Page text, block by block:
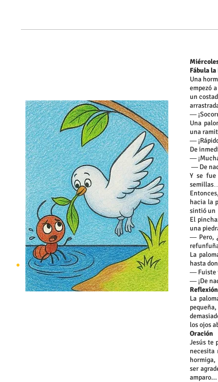
Fábula
Una
empezó
un
―
Una
una
―
De
―
― De
Y se
hacia la
sintió un
El
una
― Pero,
La
hasta
― Fuiste
― ¡De
Reflexión
La
los ojos
Oración
Jesús te
necesita
hormiga,
ser
amparo...